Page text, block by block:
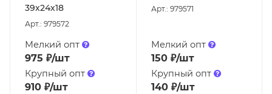
39х24х18
Арт.: 979572
Мелкий опт
975 ₽/шт
Крупный опт
910 ₽/шт
Арт.: 979571
Мелкий опт
150₽/шт
Крупный опт
140₽/шт